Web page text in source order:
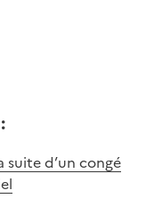
:
d’un congé